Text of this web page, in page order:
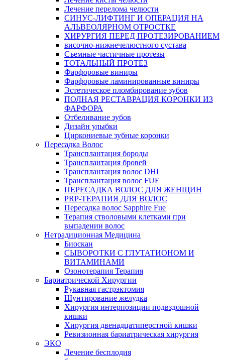
Лечение перелома челюсти
СИНУС-ЛИФТИНГ И ОПЕРАЦИЯ НА
АЛЬВЕОЛЯРНОМ ОТРОСТКЕ
ХИРУРГИЯ ПЕРЕД ПРОТЕЗИРОВАНИЕМ
височно-нижнечелюстного сустава
Съемные частичные протезы
ТОТАЛЬНЫЙ ПРОТЕЗ
Фарфоровые виниры
Фарфоровые ламинированные виниры
Эстетическое пломбирование зубов
ПОЛНАЯ РЕСТАВРАЦИЯ КОРОНКИ ИЗ
ФАРФОРА
Отбеливание зубов
Дизайн улыбки
Циркониевые зубные коронки
Пересадка Волос
Трансплантация бороды
Трансплантация бровей
Трансплантация волос DHI
Трансплантация волос FUE
ПЕРЕСАДКА ВОЛОС ДЛЯ ЖЕНЩИН
PRP-ТЕРАПИЯ ДЛЯ ВОЛОС
Пересадка волос Sapphire Fue
Терапия стволовыми клетками при
выпадении волос
Нетрадиционная Медицина
Биоскан
СЫВОРОТКИ С ГЛУТАТИОНОМ И
ВИТАМИНАМИ
Озонотерапия Терапия
Бариатрической Хирургии
Рукавная гастрэктомия
Шунтирование желудка
Хирургия интерпозиции подвздошной
кишки
Хирургия двенадцатиперстной кишки
Ревизионная бариатрическая хирургия
ЭКО
Лечение бесплодия